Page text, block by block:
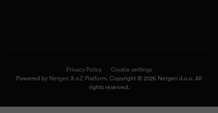
Powered by Netgen & eZ Platform. Copyright © 2026 Netgen d.o.o. All
rights reserved.
Privacy Policy Cookie settings